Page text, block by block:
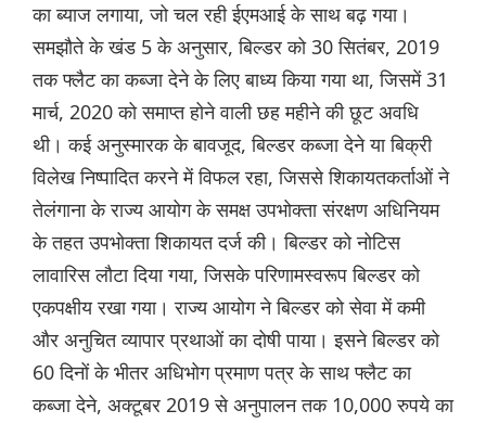
का ब्याज लगाया, जो चल रही ईएमआई के साथ बढ़ गया।
समझौते के खंड 5 के अनुसार, बिल्डर को 30 सितंबर, 2019
तक फ्लैट का कब्जा देने के लिए बाध्य किया गया था, जिसमें 31
मार्च, 2020 को समाप्त होने वाली छह महीने की छूट अवधि
थी। कई अनुस्मारक के बावजूद, बिल्डर कब्जा देने या बिक्री
विलेख निष्पादित करने में विफल रहा, जिससे शिकायतकर्ताओं ने
तेलंगाना के राज्य आयोग के समक्ष उपभोक्ता संरक्षण अधिनियम
के तहत उपभोक्ता शिकायत दर्ज की। बिल्डर को नोटिस
लावारिस लौटा दिया गया, जिसके परिणामस्वरूप बिल्डर को
एकपक्षीय रखा गया। राज्य आयोग ने बिल्डर को सेवा में कमी
और अनुचित व्यापार प्रथाओं का दोषी पाया। इसने बिल्डर को
60 दिनों के भीतर अधिभोग प्रमाण पत्र के साथ फ्लैट का
कब्जा देने, अक्टूबर 2019 से अनुपालन तक 10,000 रुपये का